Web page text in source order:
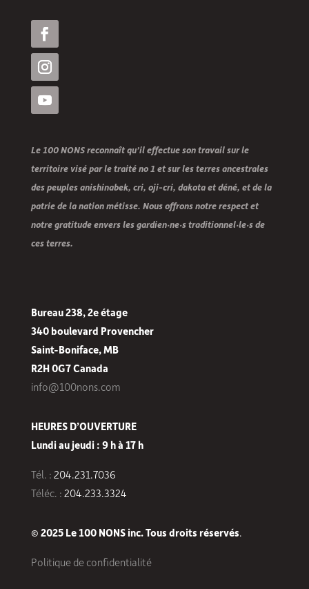
Le 100 NONS reconnaît qu’il effectue son travail sur le
territoire visé par le traité no 1 et sur les terres ancestrales
des peuples anishinabek, cri, oji-cri, dakota et déné, et de la
patrie de la nation métisse. Nous offrons notre respect et
notre gratitude envers les gardien·ne·s traditionnel·le·s de
ces terres.
Bureau 238, 2e étage
340 boulevard Provencher
Saint-Boniface, MB
R2H 0G7 Canada
info@100nons.com
HEURES D’OUVERTURE
Lundi au jeudi : 9 h à 17 h
Tél. : 204.231.7036
Téléc. : 204.233.3324
© 2025 Le 100 NONS inc. Tous droits réservés.
Politique de confidentialité